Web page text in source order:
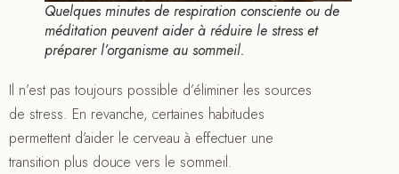
Quelques minutes de respiration consciente ou de
méditation peuvent aider à réduire le stress et
préparer l’organisme au sommeil.
Il n’est pas toujours possible d’éliminer les sources
de stress. En revanche, certaines habitudes
permettent d’aider le cerveau à effectuer une
transition plus douce vers le sommeil.